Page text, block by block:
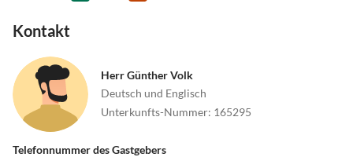
Kontakt
Herr Günther Volk
Deutsch und Englisch
Unterkunfts-Nummer: 165295
Telefonnummer des Gastgebers